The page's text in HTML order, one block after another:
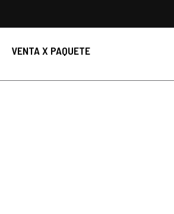
VENTA X PAQUETE